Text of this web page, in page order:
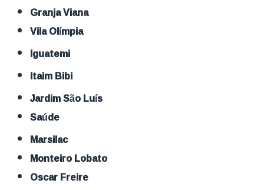
Granja Viana
Vila Olímpia
Iguatemi
Itaim Bibi
Jardim São Luís
Saúde
Marsilac
Monteiro Lobato
Oscar Freire